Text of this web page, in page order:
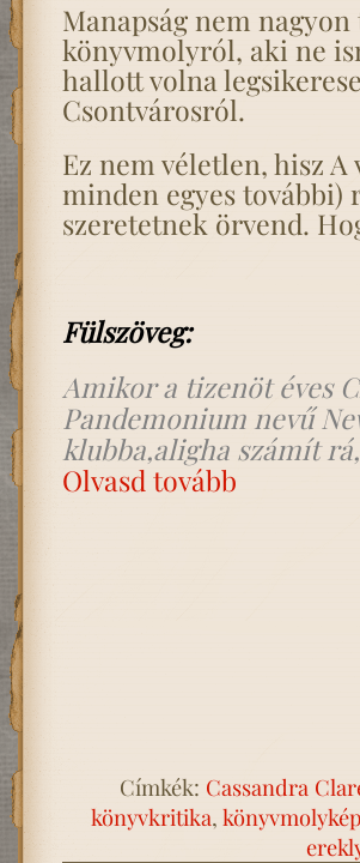
Manapság nem
könyvmolyról, aki ne
hallott volna
Csontvárosról.
Ez nem véletlen, hisz
minden egyes további)
szeretetnek örvend.
Fülszöveg:
Amikor a tizenöt éves
Pandemonium nevű
klubba,aligha számít
Olvasd tovább
Címkék: Cassandra
könyvkritika,